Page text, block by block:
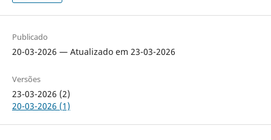
Publicado
20-03-2026 — Atualizado em 23-03-2026
Versões
23-03-2026 (2)
20-03-2026 (1)